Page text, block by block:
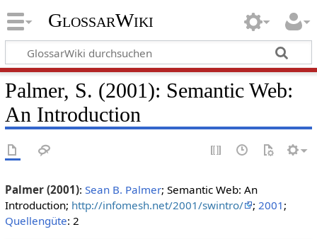
GlossarWiki
Palmer, S. (2001): Semantic Web:
An Introduction
Palmer (2001): Sean B. Palmer; Semantic Web: An
Introduction; http://infomesh.net/2001/swintro/ ; 2001 ;
Quellengüte: 2